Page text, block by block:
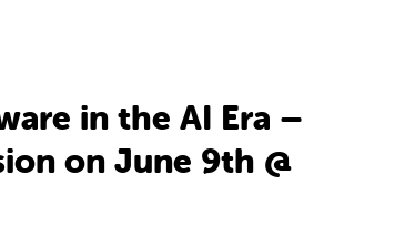
in the AI Era –
on June 9th @